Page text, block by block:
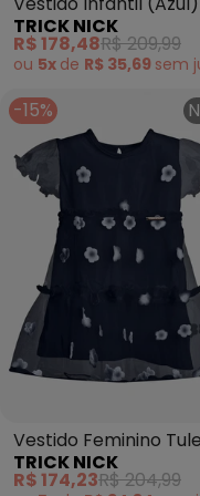
TRICK NICK
R$ 178,48R$ 209,99
ou 5x de R$ 35,69 sem
-15%
Vestido Feminino Tule
Bordado Floral (Azul)
TRICK NICK
R$ 174,23R$ 204,99